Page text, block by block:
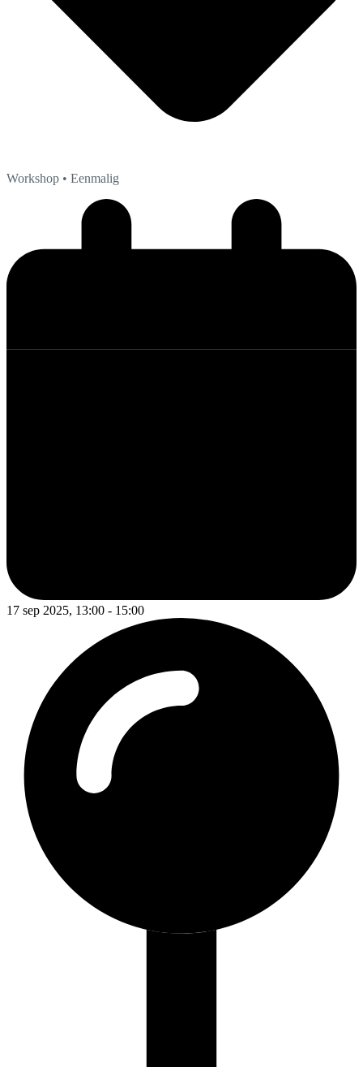
Workshop • Eenmalig
17 sep 2025, 13:00 - 15:00